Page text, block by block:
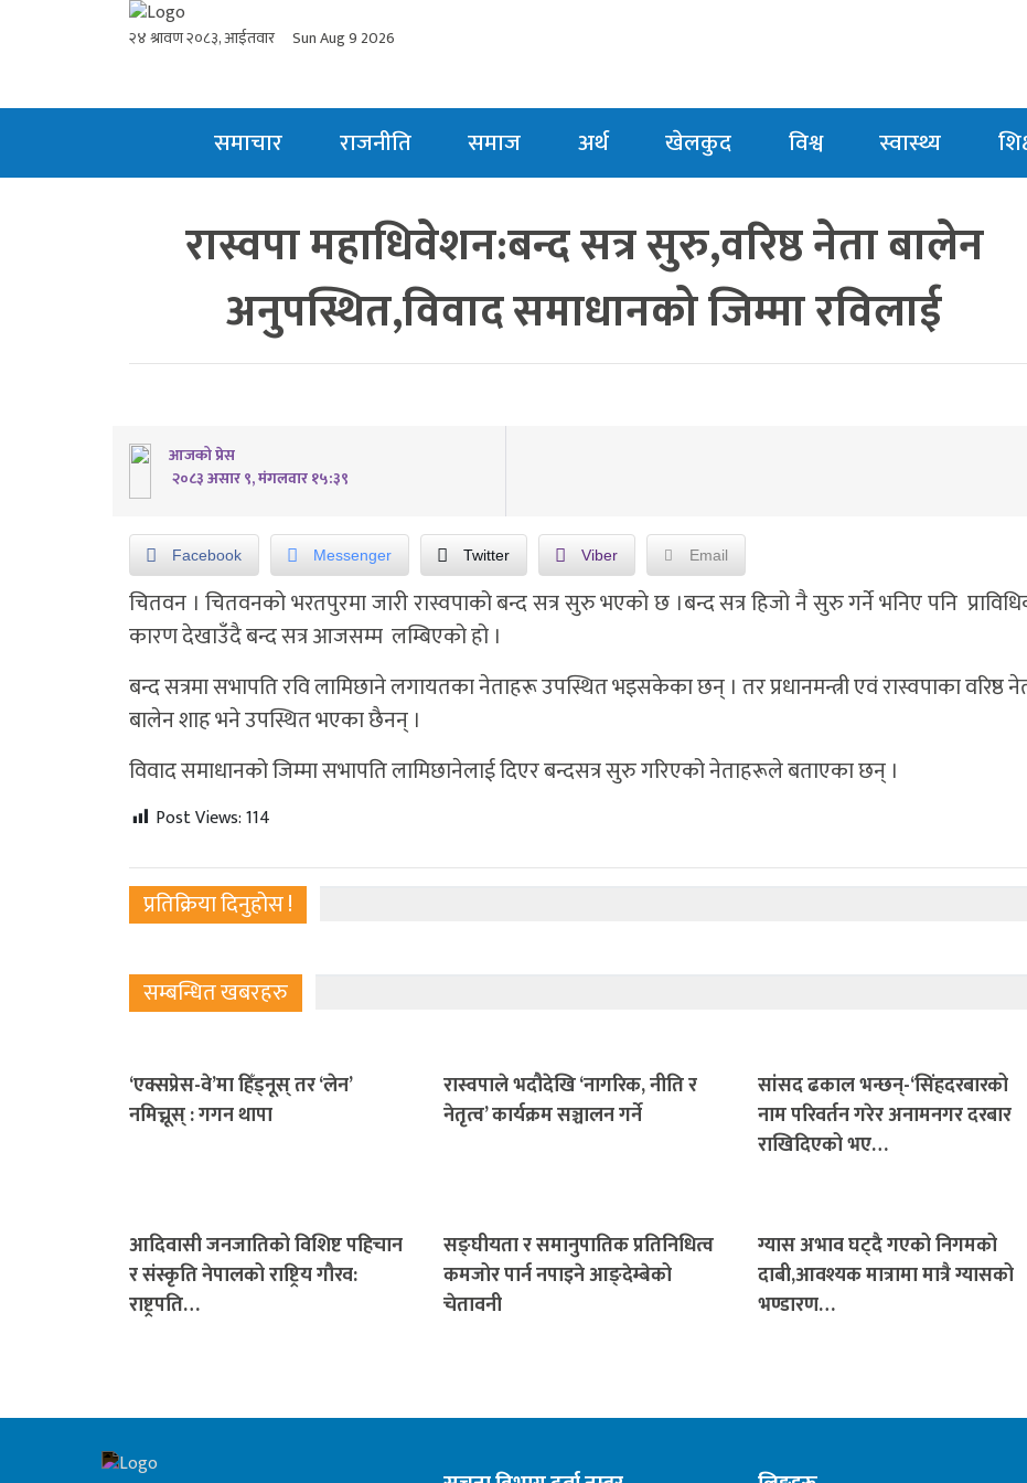
२४ श्रावण २०८३, आईतवार Sun Aug 9 2026
समाचार राजनीति समाज अर्थ खेलकुद विश्व स्वास्थ्य
रास्वपा महाधिवेशन:बन्द सत्र सुरु,वरिष्ठ नेता बालेन
अनुपस्थित,विवाद समाधानको जिम्मा रविलाई
आजको प्रेस
२०८३ असार ९, मंगलवार १५:३९
Facebook Messenger Twitter Viber Email
चितवन । चितवनको भरतपुरमा जारी रास्वपाको बन्द सत्र सुरु भएकाे छ ।बन्द सत्र हिजो नै सुरु गर्ने भनिए पनि
कारण देखाउँदै बन्द सत्र आजसम्म लम्बिएको हो ।
बन्द सत्रमा सभापति रवि लामिछाने लगायतका नेताहरू उपस्थित भइसकेका छन् । तर प्रधानमन्त्री एवं रास्वपाका वरिष्ठ
बालेन शाह भने उपस्थित भएका छैनन् ।
विवाद समाधानको जिम्मा सभापति लामिछानेलाई दिएर बन्दसत्र सुरु गरिएको नेताहरूले बताएका छन् ।
Post Views:114
प्रतिक्रिया दिनुहोस !
सम्बन्धित खबरहरु
‘एक्सप्रेस-वे’मा हिँड्नूस् तर ‘लेन’
नमिच्नूस् : गगन थापा
रास्वपाले भदौदेखि ‘नागरिक, नीति र
नेतृत्व’ कार्यक्रम सञ्चालन गर्ने
सांसद ढकाल भन्छन्-‘सिंहदरबारको
नाम परिवर्तन गरेर अनामनगर दरबार
राखिदिएको भए…
आदिवासी जनजातिको विशिष्ट पहिचान
र संस्कृति नेपालको राष्ट्रिय गौरव:
राष्ट्रपति…
सङ्घीयता र समानुपातिक प्रतिनिधित्व
कमजोर पार्न नपाइने आङ्देम्बेको
चेतावनी
ग्यास अभाव घट्दै गएको निगमको
दाबी,आवश्यक मात्रामा मात्रै ग्यासको
भण्डारण…